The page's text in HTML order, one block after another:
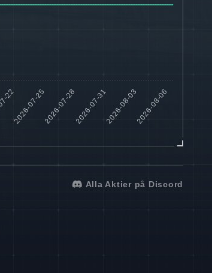
Alla Aktier på Discord